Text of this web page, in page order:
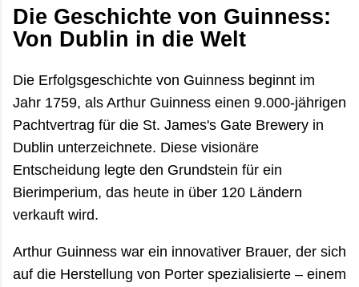
Die Geschichte von Guinness:
Von Dublin in die Welt
Die Erfolgsgeschichte von Guinness beginnt im
Jahr 1759, als Arthur Guinness einen 9.000-jährigen
Pachtvertrag für die St. James's Gate Brewery in
Dublin unterzeichnete. Diese visionäre
Entscheidung legte den Grundstein für ein
Bierimperium, das heute in über 120 Ländern
verkauft wird.
Arthur Guinness war ein innovativer Brauer, der sich
auf die Herstellung von Porter spezialisierte – einem